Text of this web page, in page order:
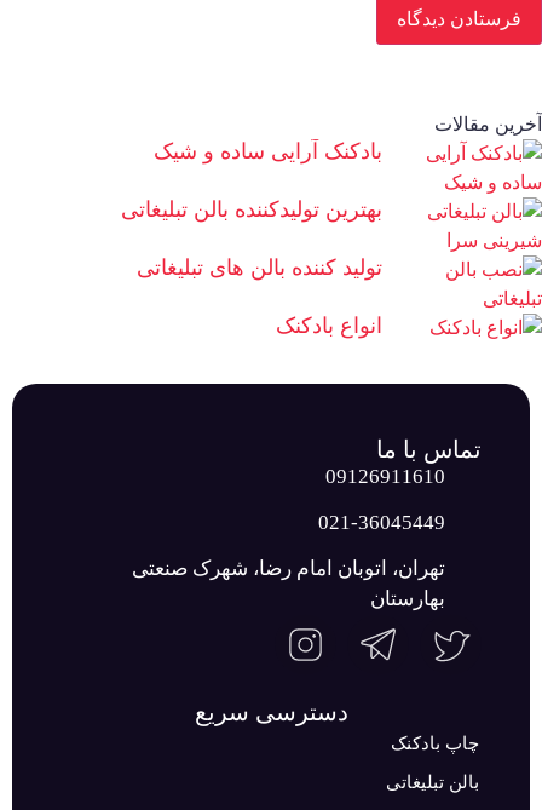
مقالات
بادکنک آرایی ساده و شیک
بهترین تولیدکننده بالن تبلیغاتی
تولید کننده بالن های تبلیغاتی
انواع بادکنک
تماس با ما
09126911610
021-36045449
تهران، اتوبان امام رضا، شهرک صنعتی
بهارستان
دسترسی سریع
چاپ بادکنک
بالن تبلیغاتی